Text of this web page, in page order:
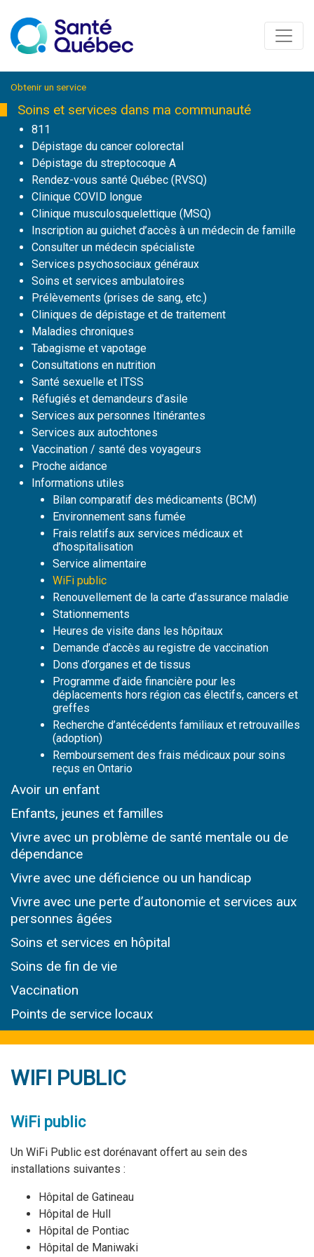
Obtenir un service
Soins et services dans ma communauté
811
Dépistage du cancer colorectal
Dépistage du streptocoque A
Rendez-vous santé Québec (RVSQ)
Clinique COVID longue
Clinique musculosquelettique (MSQ)
Inscription au guichet d’accès à un médecin de famille
Consulter un médecin spécialiste
Services psychosociaux généraux
Soins et services ambulatoires
Prélèvements (prises de sang, etc.)
Cliniques de dépistage et de traitement
Maladies chroniques
Tabagisme et vapotage
Consultations en nutrition
Santé sexuelle et ITSS
Réfugiés et demandeurs d’asile
Services aux personnes Itinérantes
Services aux autochtones
Vaccination / santé des voyageurs
Proche aidance
Informations utiles
Bilan comparatif des médicaments (BCM)
Environnement sans fumée
Frais relatifs aux services médicaux et
d’hospitalisation
Service alimentaire
WiFi public
Renouvellement de la carte d’assurance maladie
Stationnements
Heures de visite dans les hôpitaux
Demande d’accès au registre de vaccination
Dons d’organes et de tissus
Programme d’aide financière pour les
déplacements hors région cas électifs, cancers et
greffes
Recherche d’antécédents familiaux et retrouvailles
(adoption)
Remboursement des frais médicaux pour soins
reçus en Ontario
Avoir un enfant
Enfants, jeunes et familles
Vivre avec un problème de santé mentale ou de
dépendance
Vivre avec une déficience ou un handicap
Vivre avec une perte d’autonomie et services aux
personnes âgées
Soins et services en hôpital
Soins de fin de vie
Vaccination
Points de service locaux
WIFI PUBLIC
WiFi public
Un WiFi Public est dorénavant offert au sein des
installations suivantes :
Hôpital de Gatineau
Hôpital de Hull
Hôpital de Pontiac
Hôpital de Maniwaki